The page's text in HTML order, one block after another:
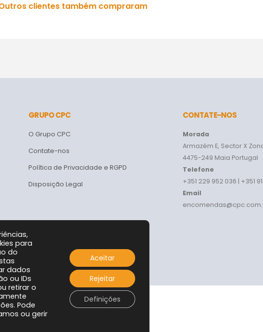
clientes também compraram
GRUPO CPC
O Grupo CPC
Contate-nos
Política de Privacidade e RGPD
Disposição Legal
CONTATE-NOS
Morada
Armazém E, Sector X
4475-249 Maia Portugal
Telefone
+351 229 952 036 | +351
Email
para
do
dados
ou IDs
retirar o
Pode
ou gerir
Aceitar
Rejeitar
Definições